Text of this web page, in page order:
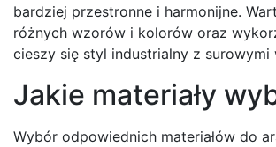
bardziej przestronne i harmonijne.
różnych wzorów i kolorów oraz
cieszy się styl industrialny z
Jakie materiały
Wybór odpowiednich materiałów do